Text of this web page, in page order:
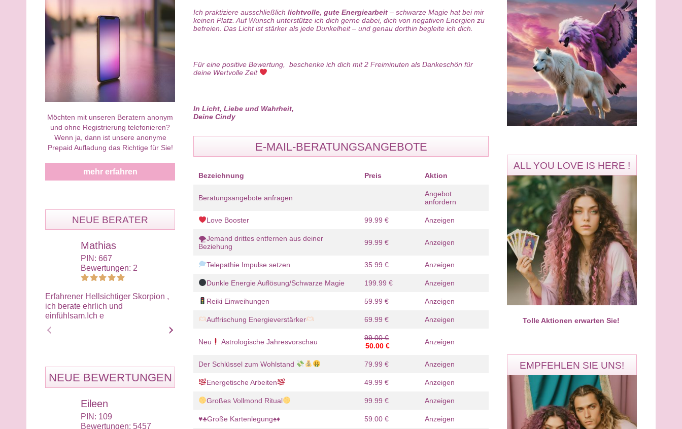
Möchten mit unseren Beratern anonym
und ohne Registrierung telefonieren?
Wenn ja, dann ist unsere anonyme
Prepaid Aufladung das Richtige für Sie!
mehr erfahren
NEUE BERATER
Mathias
PIN: 667
Bewertungen: 2
Erfahrener Hellsichtiger Skorpion ,
ich berate ehrlich und
einfühlsam.Ich e
Saira
Bewertungen: 2
Feinfühlige Lebensberatung zu
allen Themen. Als hochsensibles
Medium arbeite ic
Aliyah
Bewertungen: 0
nehmen wie es kommt, aber wir
sollten dafür sorge
Bewertungen: 180
Was fühlt er wirklich? Hat unsere
Liebe eine Chance? Ich blicke für
dich tief
Shabnam
PIN: 672
Bewertungen: 33
Kein spirituelles Geschwafel,
Märchen. Wenn du bereit für die
NEUE BEWERTUNGEN
Eileen
PIN: 109
Bewertungen: 5457
Eileen
PIN: 109
Aura Solaris
PIN: 677
Bewertungen: 3884
Miran
PIN: 100
Bewertungen: 5953
Ich praktiziere ausschließlich lichtvolle, gute Energiearbeit – schwarze Magie hat bei mir
keinen Platz. Auf Wunsch unterstütze ich dich gerne dabei, dich von negativen Energien zu
befreien. Das Licht ist stärker als jede Dunkelheit – und genau dorthin begleite ich dich.
Für eine positive Bewertung, beschenke ich dich mit 2 Freiminuten als Dankeschön für
deine Wertvolle Zeit
In Licht, Liebe und Wahrheit,
Deine Cindy
E-MAIL-BERATUNGSANGEBOTE
Bezeichnung Preis Aktion
Beratungsangebote anfragen
Angebot
anfordern
Love Booster 99.99 € Anzeigen
🌪Jemand drittes entfernen aus deiner
Beziehung
99.99 € Anzeigen
Telepathie Impulse setzen 35.99 € Anzeigen
Dunkle Energie Auflösung/Schwarze Magie 199.99 € Anzeigen
Reiki Einweihungen 59.99 € Anzeigen
Auffrischung Energieverstärker 69.99 € Anzeigen
Neu Astrologische Jahresvorschau
99.00 €
50.00 €
Anzeigen
Der Schlüssel zum Wohlstand 79.99 € Anzeigen
Energetische Arbeiten 49.99 € Anzeigen
Großes Vollmond Ritual 99.99 € Anzeigen
♥️♣️Große Kartenlegung♠️♦️ 59.00 € Anzeigen
ALL YOU LOVE IS HERE !
Tolle Aktionen erwarten Sie!
EMPFEHLEN SIE UNS!